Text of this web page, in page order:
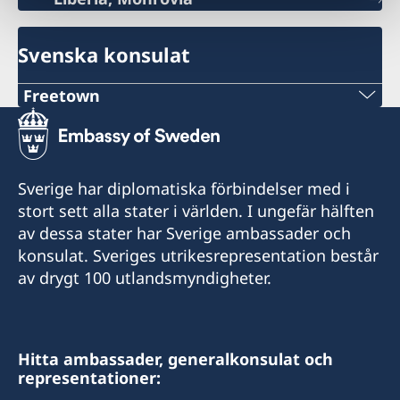
Svenska konsulat
Freetown
Svenska konsulatet i Freetown har öppet
måndag till fredag 09:00 - 12:30 samt 14:00 -
16:30
Kontakt:
Harish Agnani
Honorary Consul
Freetown, Sierra Leone
Mobile : +232 76 703000
Sverige har diplomatiska förbindelser med i
stort sett alla stater i världen. I ungefär hälften
av dessa stater har Sverige ambassader och
konsulat. Sveriges utrikesrepresentation består
av drygt 100 utlandsmyndigheter.
Hitta ambassader, generalkonsulat och
representationer: